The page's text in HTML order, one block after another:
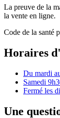
La preuve de la
la vente en ligne.
Code de la santé
Horaires
Du mardi
Samedi
Fermé les
Une